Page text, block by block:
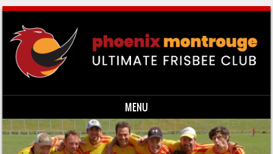
MENU
Skip to content